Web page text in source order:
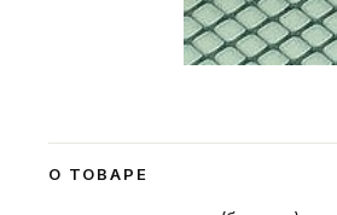
О ТОВАРЕ